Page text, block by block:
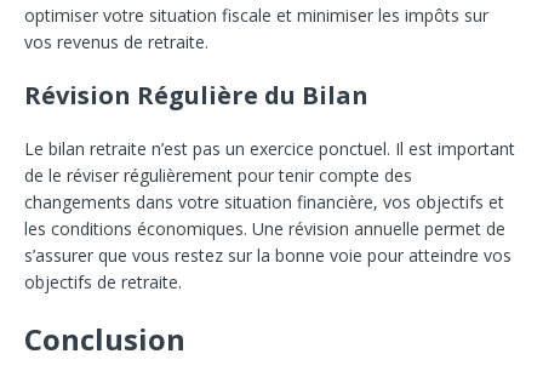
optimiser votre situation fiscale et minimiser les impôts sur
vos revenus de retraite.
Révision Régulière du Bilan
Le bilan retraite n’est pas un exercice ponctuel. Il est important
de le réviser régulièrement pour tenir compte des
changements dans votre situation financière, vos objectifs et
les conditions économiques. Une révision annuelle permet de
s’assurer que vous restez sur la bonne voie pour atteindre vos
objectifs de retraite.
Conclusion